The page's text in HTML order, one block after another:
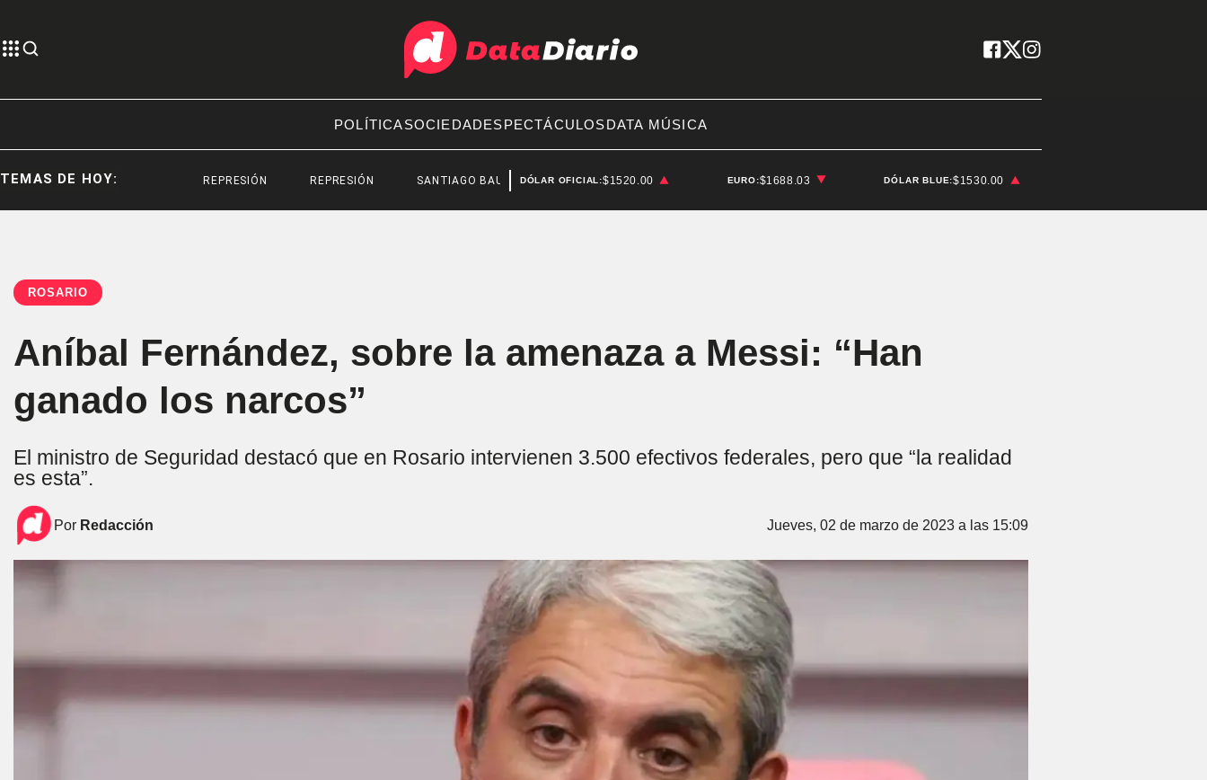
POLÍTICASOCIEDADESPECTÁCULOSDATA MÚSICA
TEMAS DE HOY: REPRESIÓN REPRESIÓN SANTIAGO BAUSILI DÓLAR OFICIAL:$1520.00 EURO:$1688.03 DÓLAR BLUE:$1530.00
ROSARIO
Aníbal Fernández, sobre la amenaza a Messi: “Han
ganado los narcos”
El ministro de Seguridad destacó que en Rosario intervienen 3.500 efectivos federales, pero que “la realidad
es esta”.
Por Redacción Jueves, 02 de marzo de 2023 a las 15:09